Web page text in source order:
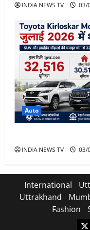
INDIA NEWS TV 03/
Auto
INDIA NEWS TV 03/
International
Uttrakhand
Fashion